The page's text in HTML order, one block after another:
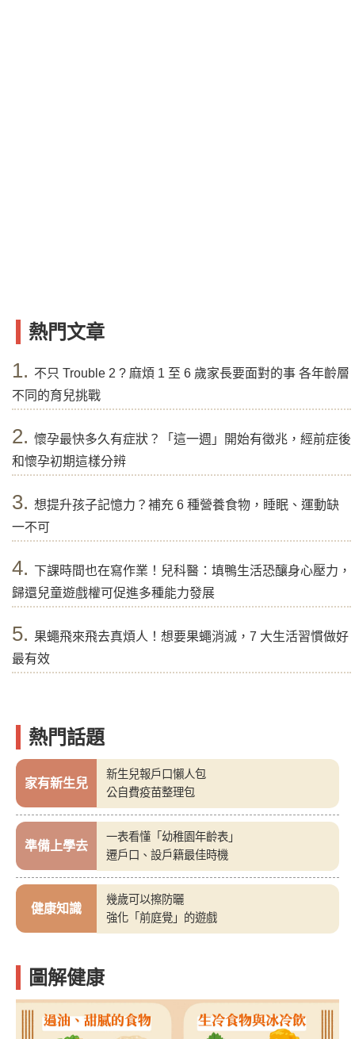
熱門文章
1. 不只 Trouble 2 ? 麻煩 1 至 6 歲家長要面對的事 各年齡層
不同的育兒挑戰
2. 懷孕最快多久有症狀？「這一週」開始有徵兆，經前症後
和懷孕初期這樣分辨
3. 想提升孩子記憶力？補充 6 種營養食物，睡眠、運動缺
一不可
4. 下課時間也在寫作業！兒科醫：填鴨生活恐釀身心壓力，
歸還兒童遊戲權可促進多種能力發展
5. 果蠅飛來飛去真煩人！想要果蠅消滅，7 大生活習慣做好
最有效
熱門話題
家有新生兒
新生兒報戶口懶人包
公自費疫苗整理包
準備上學去
一表看懂「幼稚園年齡表」
遷戶口、設戶籍最佳時機
健康知識
幾歲可以擦防曬
強化「前庭覺」的遊戲
圖解健康